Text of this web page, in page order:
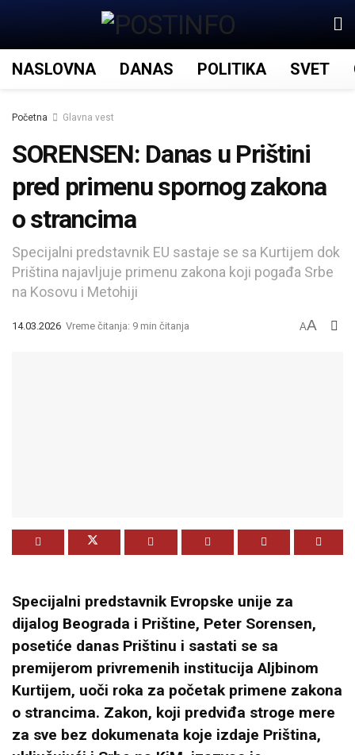
NASLOVNA DANAS POLITIKA SVET
Početna Glavna vest
SORENSEN: Danas u Prištini
pred primenu spornog zakona
o strancima
Specijalni predstavnik EU sastaje se sa Kurtijem dok
Priština najavljuje primenu zakona koji pogađa Srbe
na Kosovu i Metohiji
14.03.2026 Vreme čitanja: 9 min čitanja AA
Specijalni predstavnik Evropske unije za
dijalog Beograda i Prištine, Peter Sorensen,
posetiće danas Prištinu i sastati se sa
premijerom privremenih institucijaAljbinom
Kurtijem, uoči roka za početak primene zakona
o strancima. Zakon, koji predviđa stroge mere
za sve bez dokumenata koje izdaje Priština,